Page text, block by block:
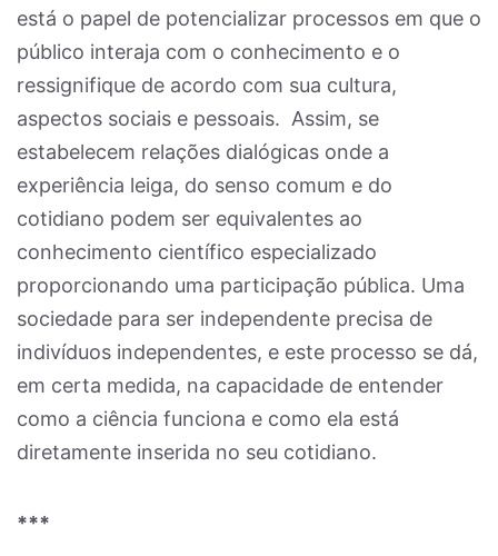
está o papel de potencializar processos em que o
público interaja com o conhecimento e o
ressignifique de acordo com sua cultura,
aspectos sociais e pessoais. Assim, se
estabelecem relações dialógicas onde a
experiência leiga, do senso comum e do
cotidiano podem ser equivalentes ao
conhecimento científico especializado
proporcionando uma participação pública. Uma
sociedade para ser independente precisa de
indivíduos independentes, e este processo se dá,
em certa medida, na capacidade de entender
como a ciência funciona e como ela está
diretamente inserida no seu cotidiano.
***